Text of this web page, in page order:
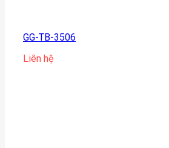
GG-TB-3506
Liên hệ